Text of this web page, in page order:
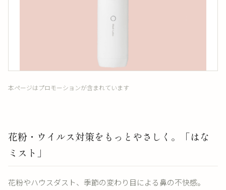
本ページはプロモーションが含まれています
花粉・ウイルス対策をもっとやさしく。「はな
ミスト」
花粉やハウスダスト、季節の変わり目による鼻の不快感。